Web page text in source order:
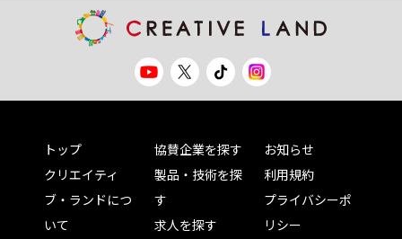
トップ
クリエイティ
ブ・ランドにつ
いて
協賛企業を探す
製品・技術を探
す
求人を探す
お知らせ
利用規約
プライバシーポ
リシー